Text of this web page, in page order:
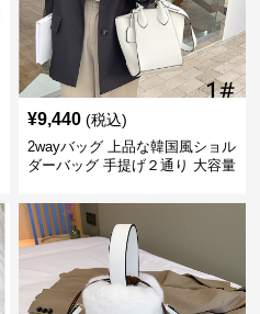
¥9,440 (税込)
2wayバッグ 上品な韓国風ショル
ダーバッグ 手提げ２通り 大容量